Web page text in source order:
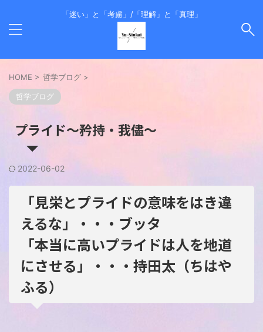
「迷い」と「考慮」/「理解」と「真理」
HOME > 哲学ブログ >
哲学ブログ
プライド～矜持・我儘～
2022-06-02
「見栄とプライドの意味をはき違
えるな」・・・ブッタ
「本当に高いプライドは人を地道
にさせる」・・・持田太（ちはや
ふる）